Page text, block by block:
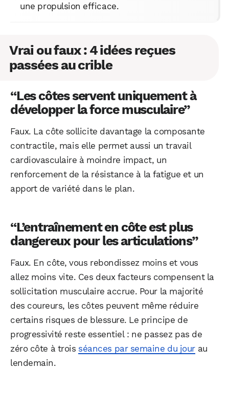
une propulsion efficace.
Vrai ou faux : 4 idées reçues
passées au crible
“Les côtes servent uniquement à
développer la force musculaire”
Faux. La côte sollicite davantage la composante
contractile, mais elle permet aussi un travail
cardiovasculaire à moindre impact, un
renforcement de la résistance à la fatigue et un
apport de variété dans le plan.
“L’entraînement en côte est plus
dangereux pour les articulations”
Faux. En côte, vous rebondissez moins et vous
allez moins vite. Ces deux facteurs compensent la
sollicitation musculaire accrue. Pour la majorité
des coureurs, les côtes peuvent même réduire
certains risques de blessure. Le principe de
progressivité reste essentiel : ne passez pas de
zéro côte à trois séances par semaine du jour au
lendemain.